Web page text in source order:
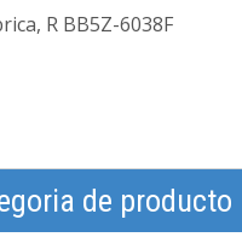
R BB5Z-6038F
de producto